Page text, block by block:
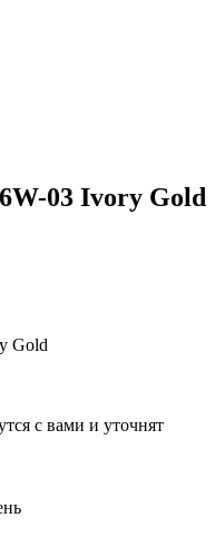
03 Ivory Gold
Gold
с вами и уточнят